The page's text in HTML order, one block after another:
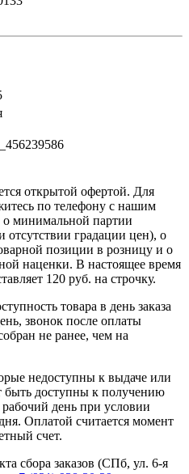
открытой офертой. Для
по телефону с нашим
минимальной партии
отсутствии градации цен), о
позиции в розницу и о
наценки. В настоящее время
120 руб. на строчку.
товара в день заказа
звонок после оплаты
не ранее, чем на
недоступны к выдаче или
быть доступны к получению
день при условии
Оплатой считается момент
счет.
сборa заказов (СПб, ул. 6-я